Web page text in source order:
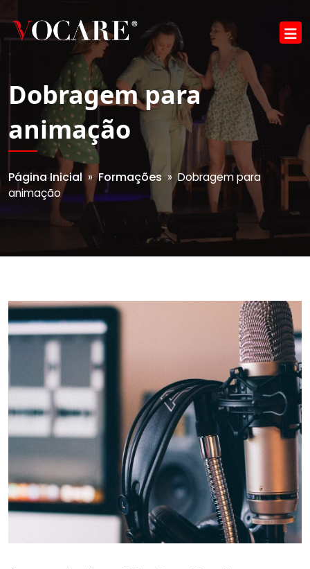
Dobragem para
animação
Página Inicial »Formações » Dobragem para
animação